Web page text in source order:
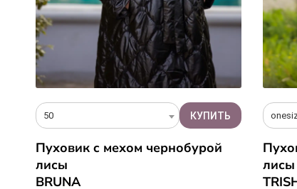
50
Пуховик c мехом чернобурой
лисы
BRUNA
лисы